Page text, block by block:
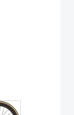
larger image